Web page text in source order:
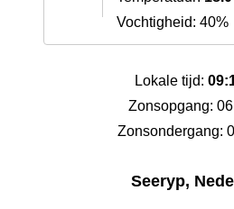
Vochtigheid: 40%
Lokale tijd:
Zonsopgang:
Zonsondergang:
Seeryp,